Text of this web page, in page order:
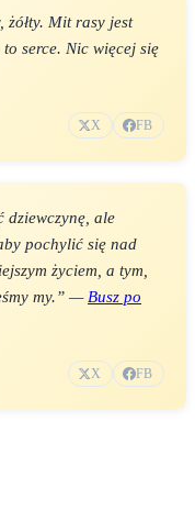
żółty. Mit rasy jest
serce. Nic więcej się
X FB
dziewczynę, ale
pochylić się nad
życiem, a tym,
my.” — Busz po
X FB